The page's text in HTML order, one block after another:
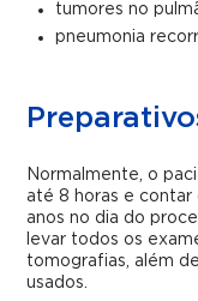
tumores no
pneumonia
Normalmente, o
até 8 horas e contar
anos no dia do
levar todos os
tomografias, além
usados.